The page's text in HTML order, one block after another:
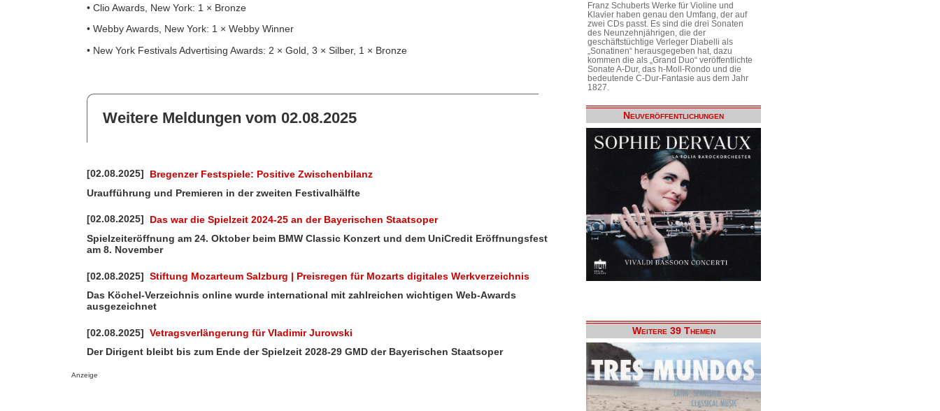
• Clio Awards, New York: 1 × Bronze
• Webby Awards, New York: 1 × Webby Winner
• New York Festivals Advertising Awards: 2 × Gold, 3 × Silber, 1 × Bronze
Weitere Meldungen vom 02.08.2025
[02.08.2025]
Bregenzer Festspiele: Positive Zwischenbilanz
Uraufführung und Premieren in der zweiten Festivalhälfte
[02.08.2025]
Das war die Spielzeit 2024-25 an der Bayerischen Staatsoper
Spielzeiteröffnung am 24. Oktober beim BMW Classic Konzert und dem UniCredit Eröffnungsfest
am 8. November
[02.08.2025] Stiftung Mozarteum Salzburg | Preisregen für Mozarts digitales Werkverzeichnis
Das Köchel-Verzeichnis online wurde international mit zahlreichen wichtigen Web-Awards
ausgezeichnet
[02.08.2025] Vetragsverlängerung für Vladimir Jurowski
Der Dirigent bleibt bis zum Ende der Spielzeit 2028-29 GMD der Bayerischen Staatsoper
Anzeige
Franz Schuberts Werke für Violine und
Klavier haben genau den Umfang, der auf
zwei CDs passt. Es sind die drei Sonaten
des Neunzehnjährigen, die der
geschäftstüchtige Verleger Diabelli als
„Sonatinen“ herausgegeben hat, dazu
kommen die als „Grand Duo“ veröffentlichte
Sonate A-Dur, das h-Moll-Rondo und die
bedeutende C-Dur-Fantasie aus dem Jahr
1827.
Neuveröffentlichungen
Weitere 39 Themen